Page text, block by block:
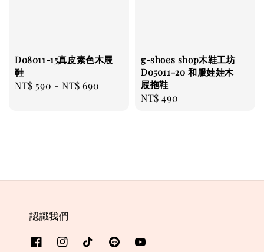
D08011-15真皮素色木屐
鞋
Regular
NT$ 590 -NT$ 690
g-shoes shop木鞋工坊
D05011-20 和服娃娃木
屐拖鞋
Regular
NT$ 490
認識我們